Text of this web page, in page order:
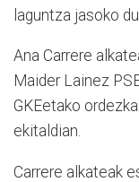
laguntza jasoko
Ana Carrere
Maider Lainez
GKEetako
ekitaldian.
Carrere alkateak